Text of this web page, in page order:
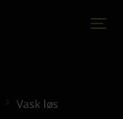
Vask løs